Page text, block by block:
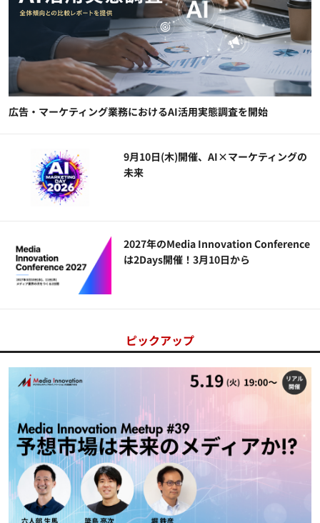
広告・マーケティング業務におけるAI活用実態調査を開始
9月10日(木)開催、AI×マーケティングの
未来
2027年のMedia Innovation Conference
は2Days開催！3月10日から
ピックアップ